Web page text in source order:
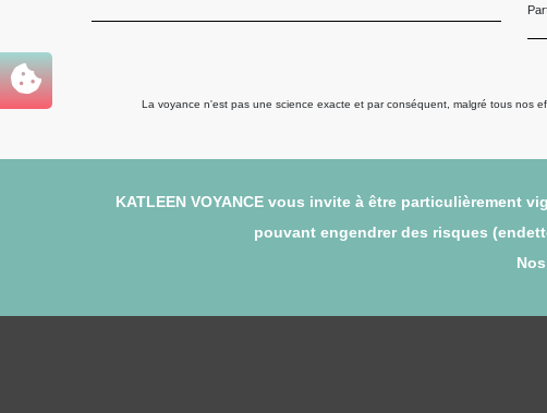
La voyance n'est pas une science exacte et par conséquent, malgré tous nos
KATLEEN VOYANCE vous invite à être
pouvant engendrer des risques